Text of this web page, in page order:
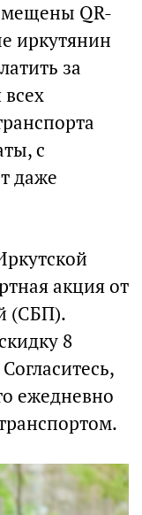
QR-
иркутянин
за
с
даже
акция от
(СБП).
8
ежедневно